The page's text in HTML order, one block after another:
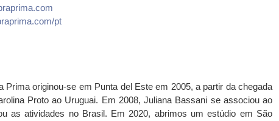
pt
Prima originou-se em Punta del Este em 2005, a partir da chegada
Proto ao Uruguai. Em 2008, Juliana Bassani se associou ao
as atividades no Brasil. Em 2020, abrimos um estúdio em São